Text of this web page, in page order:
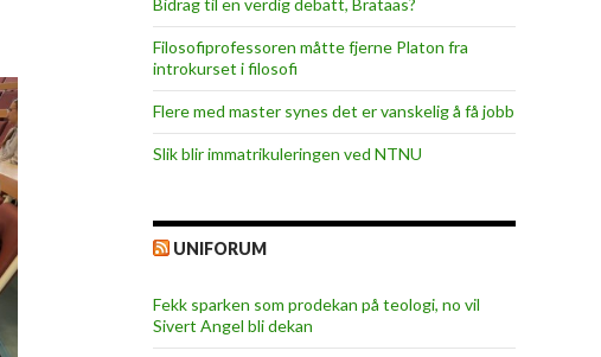
Bidrag til en verdig debatt, Brataas?
Filosofiprofessoren måtte fjerne Platon fra
introkurset i filosofi
Flere med master synes det er vanskelig å få jobb
Slik blir immatrikuleringen ved NTNU
UNIFORUM
Fekk sparken som prodekan på teologi, no vil
Sivert Angel bli dekan